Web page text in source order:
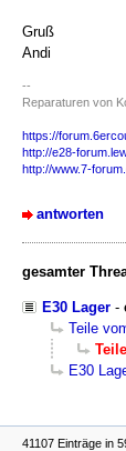
Gruß
Andi
--
Reparaturen von
https://
http://e28-
http://www.7-
antworten
gesamter
E30 Lager -
Teile
E30
41107 Einträge in